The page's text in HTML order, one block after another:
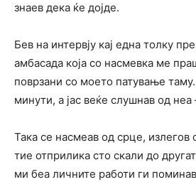
знаев дека ќе дојде.
Бев на интервју кај една толку
амбасада која со насмевка ме
поврзани со моето патување
минути, а јас веќе слушнав од
Така се насмеав од срце, излегов
тие отприлика сто скали до
ми беа личните работи ги